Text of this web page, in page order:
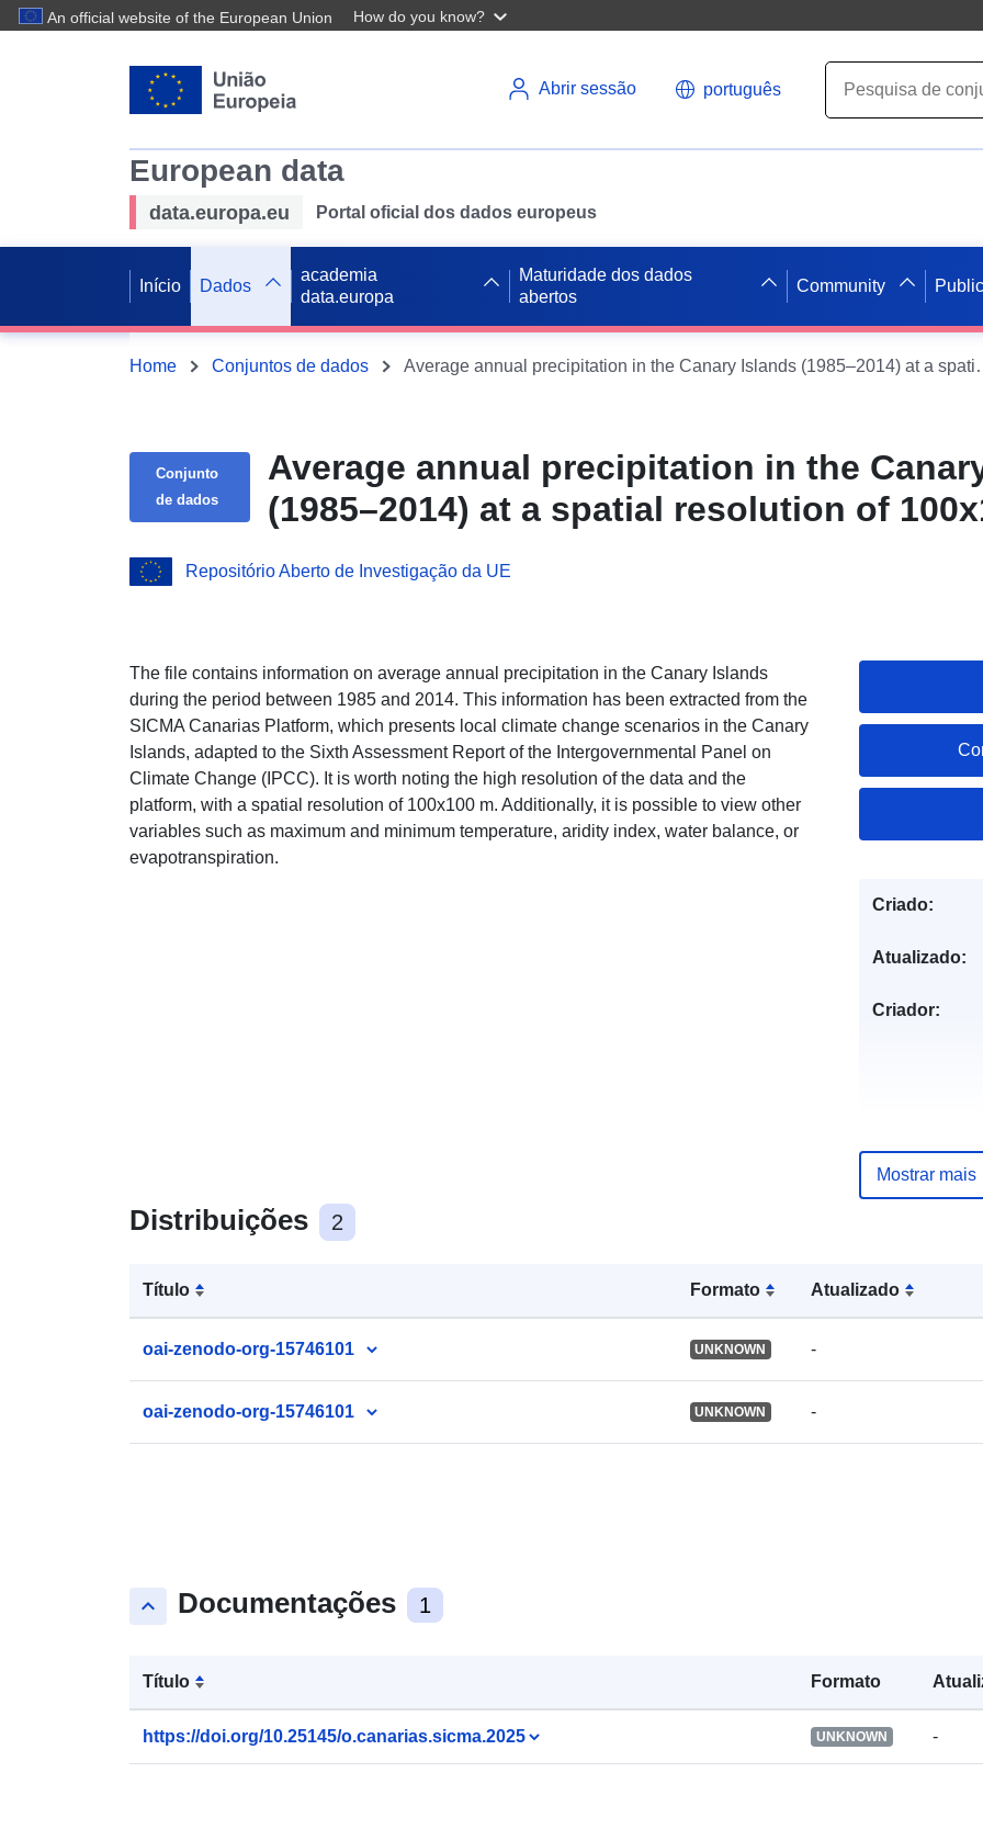
An official website of the European Union How do you know?
Abrir sessão português
European data
data.europa.eu Portal oficial dos dados europeus
Início Dados
academia
data.europa
Maturidade dos dados
abertos
Community
Home Conjuntos de dados Average annual
Conjunto
de dados
Average annual precipitation in the
(1985–2014) at a spatial resolution of
Repositório Aberto de Investigação da UE
The file contains information on average annual precipitation in the Canary Islands
during the period between 1985 and 2014. This information has been extracted from the
SICMA Canarias Platform, which presents local climate change scenarios in the Canary
Islands, adapted to the Sixth Assessment Report of the Intergovernmental Panel on
Climate Change (IPCC). It is worth noting the high resolution of the data and the
platform, with a spatial resolution of 100x100 m. Additionally, it is possible to view other
variables such as maximum and minimum temperature, aridity index, water balance, or
evapotranspiration.
Distribuições 2
Título Formato Atualizado
oai-zenodo-org-15746101 UNKNOWN -
oai-zenodo-org-15746101 UNKNOWN -
keyboard_arrow_up Documentações 1
Título Formato
https://doi.org/10.25145/o.canarias.sicma.2025 UNKNOWN -
Criado:
Atualizado:
Criador:
Mostrar mais